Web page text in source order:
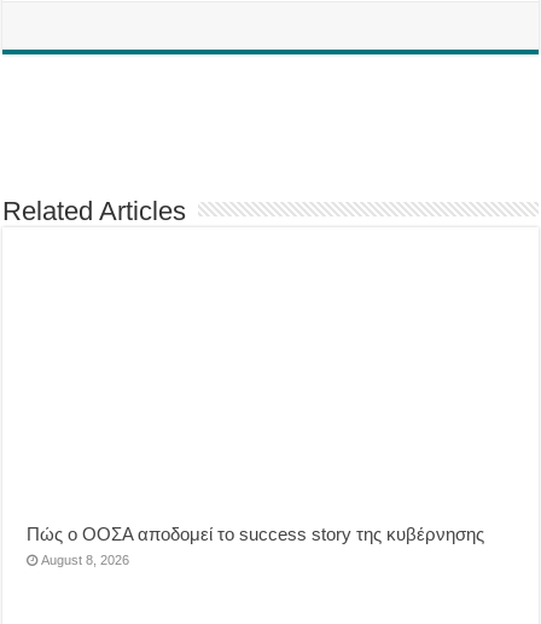
Related Articles
Πώς ο ΟΟΣΑ αποδομεί το success story της κυβέρνησης
August 8, 2026